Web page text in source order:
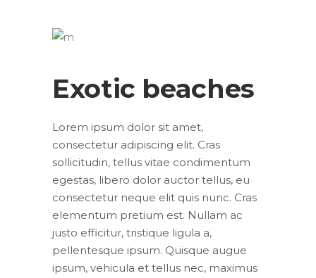
Exotic beaches
Lorem ipsum dolor sit amet,
consectetur adipiscing elit. Cras
sollicitudin, tellus vitae condimentum
egestas, libero dolor auctor tellus, eu
consectetur neque elit quis nunc. Cras
elementum pretium est. Nullam ac
justo efficitur, tristique ligula a,
pellentesque ipsum. Quisque augue
ipsum, vehicula et tellus nec, maximus